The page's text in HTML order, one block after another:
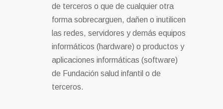
de terceros o que de cualquier otra
forma sobrecarguen, dañen o inutilicen
las redes, servidores y demás equipos
informáticos (hardware) o productos y
aplicaciones informáticas (software)
de Fundación salud infantil o de
terceros.